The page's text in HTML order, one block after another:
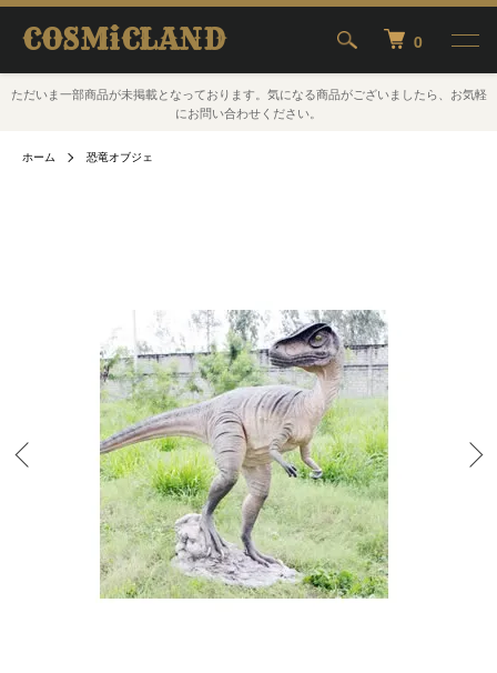
COSMiCLAND 0
ただいま一部商品が未掲載となっております。気になる商品がございましたら、お気軽
にお問い合わせください。
ホーム 恐竜オブジェ